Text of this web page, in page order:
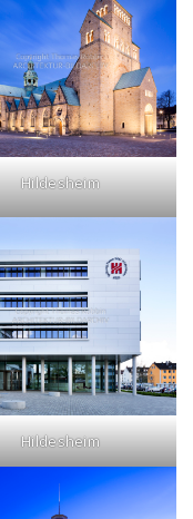
Hildesheim
Hildesheim